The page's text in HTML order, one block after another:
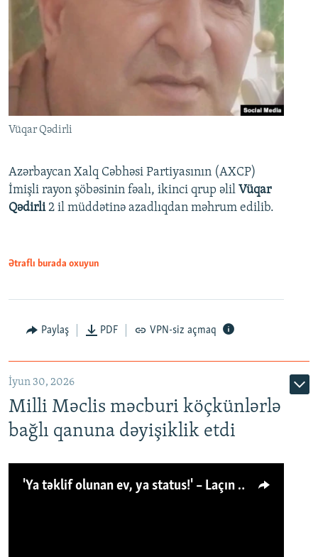
Vüqar Qədirli
Azərbaycan Xalq Cəbhəsi Partiyasının (AXCP)
İmişli rayon şöbəsinin fəalı, ikinci qrup əlil Vüqar
Qədirli2 il müddətinə azadlıqdan məhrum edilib.
Ətraflı burada oxuyun
Paylaş PDF VPN-siz açmaq
İyun 30, 2026
Milli Məclis məcburi köçkünlərlə
bağlı qanuna dəyişiklik etdi
'Ya təklif olunan ev, ya status!' – Laçın köçkünü: 'Laçından başqa heç hara!'